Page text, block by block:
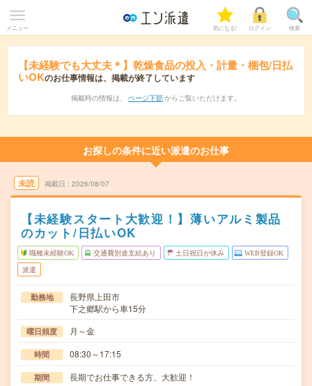
メニュー 気になる! ログイン 検索
【未経験でも大丈夫＊】乾燥食品の投入・計量・梱包/日払
いOKのお仕事情報は、掲載が終了しています
掲載時の情報は、 ページ下部 からご覧いただけます。
お探しの条件に近い派遣のお仕事
未読 掲載日 2026/08/07
【未経験スタート大歓迎！】薄いアルミ製品
のカット/日払いOK
職種未経験OK 交通費別途支給あり 土日祝日が休み WEB登録OK
派遣
勤務地
長野県上田市
下之郷駅から車15分
曜日頻度 月～金
時間 08:30～17:15
期間 長期でお仕事できる方、大歓迎！